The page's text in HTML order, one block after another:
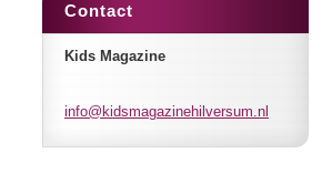
Contact
Kids Magazine
info@kidsmagazinehilversum.nl